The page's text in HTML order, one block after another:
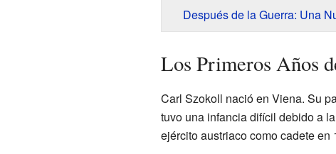
Después de la Guerra: Una
Los Primeros Años
Carl Szokoll nació en Viena. Su
tuvo una infancia difícil debido a
ejército austriaco como cadete en